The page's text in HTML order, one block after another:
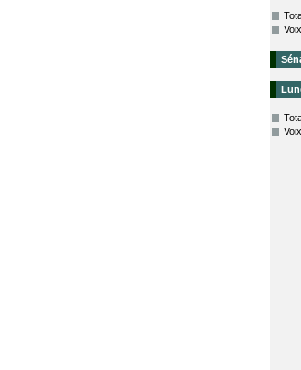
Voix
Voix